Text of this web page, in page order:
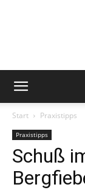
Start
Praxistipps
Praxistipps
Schuß